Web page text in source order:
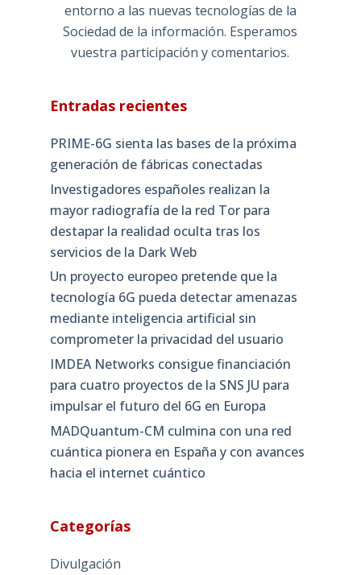
entorno a las nuevas tecnologías de la
Sociedad de la información. Esperamos
vuestra participación y comentarios.
Entradas recientes
PRIME-6G sienta las bases de la próxima
generación de fábricas conectadas
Investigadores españoles realizan la
mayor radiografía de la red Tor para
destapar la realidad oculta tras los
servicios de la Dark Web
Un proyecto europeo pretende que la
tecnología 6G pueda detectar amenazas
mediante inteligencia artificial sin
comprometer la privacidad del usuario
IMDEA Networks consigue financiación
para cuatro proyectos de la SNS JU para
impulsar el futuro del 6G en Europa
MADQuantum-CM culmina con una red
cuántica pionera en España y con avances
hacia el internet cuántico
Categorías
Divulgación